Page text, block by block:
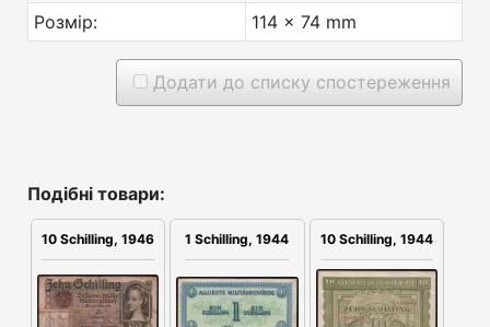
Розмір:
114 x 74 mm
Додати до списку спостереження
Подібні товари:
10 Schilling, 1946 1 Schilling, 1944 10 Schilling, 1944